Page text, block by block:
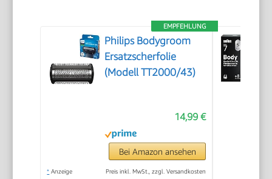
EMPFEHLUNG
Philips Bodygroom
Ersatzscherfolie
(Modell TT2000/43)
14,99 €
Bei Amazon ansehen
* Anzeige Preis inkl. MwSt., zzgl. Versandkosten